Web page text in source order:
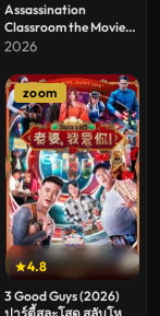
Assassination
Classroom the Movie
Our Time (2026)
เดอะ มูฟวี่ ห้วงเวลาของ
พวกเรา
2026
4.8
zoom
3 Good Guys (2026)